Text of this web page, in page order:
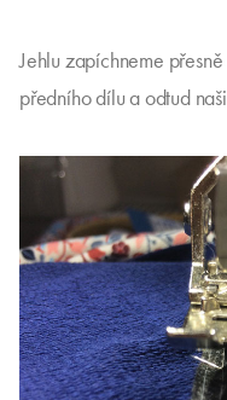
Jehlu zapíchneme
předního dílu a odtud